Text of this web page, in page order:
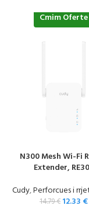
Cmim Oferte
N300 Mesh Wi-Fi
Extender,
Cudy,Perforcues i
14.79€ 12.33 €